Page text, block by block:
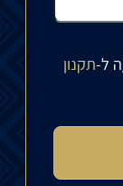
ל-תקנון